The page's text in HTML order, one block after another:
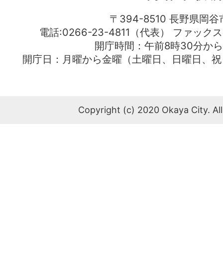
〒394-8510 長野県岡谷
電話:0266-23-4811（代表） ファッ
開庁時間：午前8時30分か
開庁日：月曜から金曜（土曜日、日曜日、
Copyright (c) 2020 Okaya City.